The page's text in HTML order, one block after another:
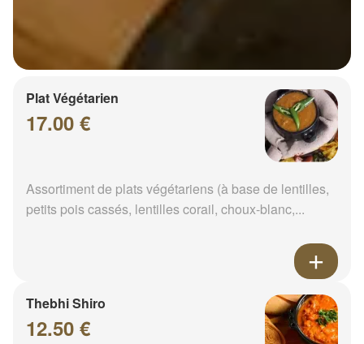
Plat Végétarien
17.00 €
Assortiment de plats végétariens (à base de lentilles,
petits pois cassés, lentilles corail, choux-blanc,...
Thebhi Shiro
12.50 €